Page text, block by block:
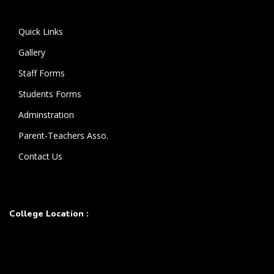
Quick Links
Gallery
Staff Forms
Students Forms
Adminstration
Parent-Teachers Asso.
Contact Us
College Location :